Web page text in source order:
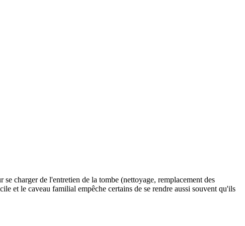
charger de l'entretien de la tombe (nettoyage, remplacement des
et le caveau familial empêche certains de se rendre aussi souvent qu'ils